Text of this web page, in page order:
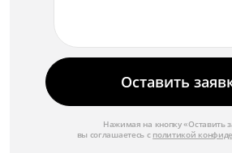
Оставить
Нажимая на кнопку «Оставить
вы соглашаетесь с политикой